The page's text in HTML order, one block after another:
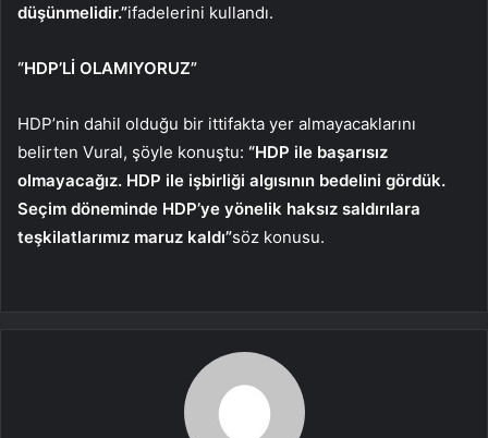
düşünmelidir.”ifadelerini kullandı.
“HDP’Lİ OLAMIYORUZ”
HDP’nin dahil olduğu bir ittifakta yer almayacaklarını
belirten Vural, şöyle konuştu: “HDP ile başarısız
olmayacağız. HDP ile işbirliği algısının bedelini gördük.
Seçim döneminde HDP’ye yönelik haksız saldırılara
teşkilatlarımız maruz kaldı”söz konusu.